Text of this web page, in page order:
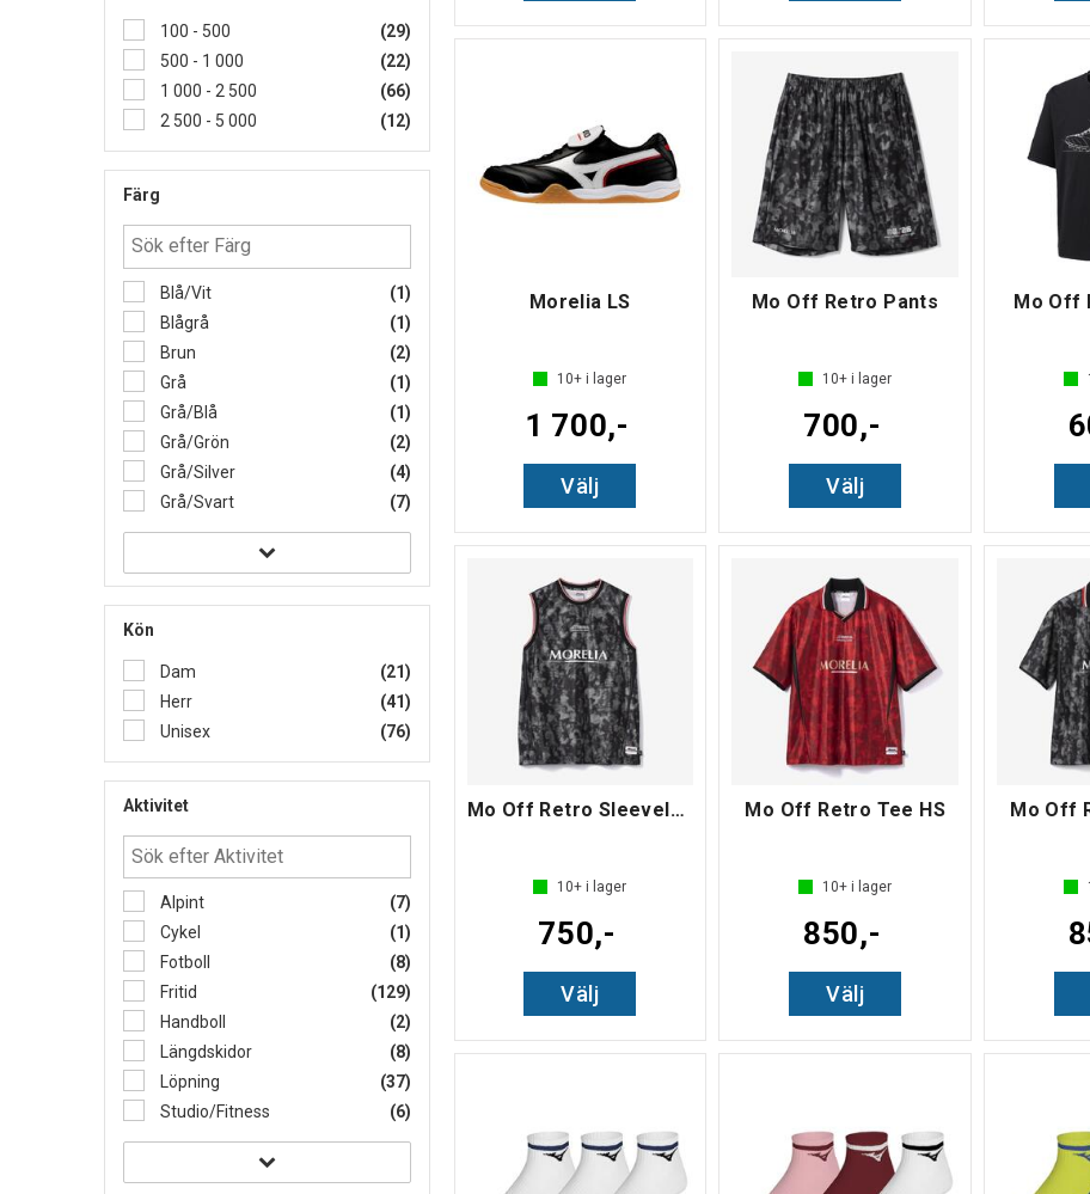
100 - 500
(29)
500 - 1 000
(22)
1 000 - 2 500
(66)
2 500 - 5 000
(12)
Färg
Blå/Vit
(1)
Blågrå
(1)
Brun
(2)
Grå
(1)
Grå/Blå
(1)
Grå/Grön
(2)
Grå/Silver
(4)
Grå/Svart
(7)
Kön
Dam
(21)
Herr
(41)
Unisex
(76)
Aktivitet
Alpint
(7)
Cykel
(1)
Fotboll
(8)
Fritid
(129)
Handboll
(2)
Längdskidor
(8)
Löpning
(37)
Studio/Fitness
(6)
Morelia LS
10+ i lager
1 700,-
Välj
Mo Off Retro Pants
10+ i lager
700,-
Välj
Mo Off
Mo Off Retro Sleeveless
10+ i lager
750,-
Välj
Mo Off Retro Tee HS
10+ i lager
850,-
Välj
Mo Off